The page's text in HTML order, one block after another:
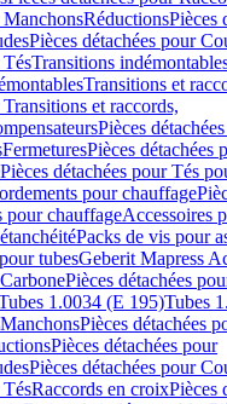
ManchonsRéductionsPièces
Pièces détachées pour
TésTransitions
Transitions et
et raccords,
Pièces
FermeturesPièces détachées
Pièces détachées pour Tés
pour chauffage
pour chauffageAccessoires
Packs de vis pour
tubesGeberit Mapress
Pièces détachées
1.0034 (E 195)Tubes
ManchonsPièces détachées
Pièces détachées pour
Pièces détachées pour
TésRaccords en croixPièces